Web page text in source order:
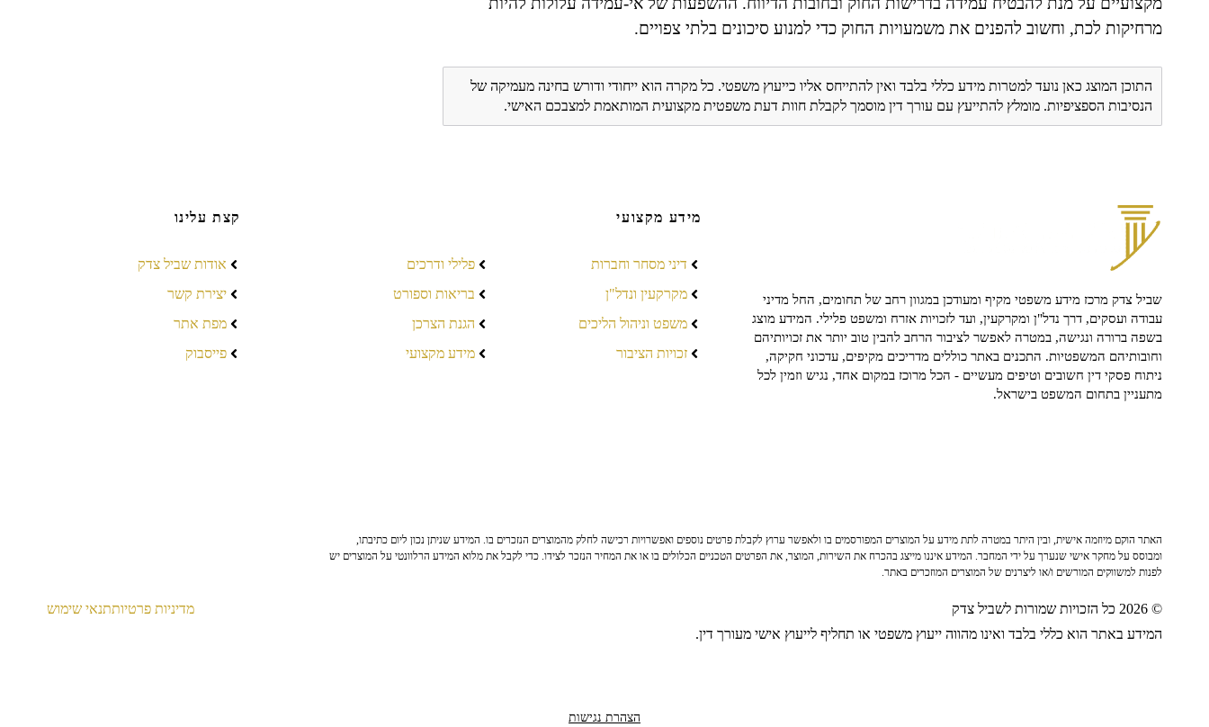
מרחיקות לכת, וחשוב להפנים את משמעויות החוק כדי למנוע סיכונים בלתי צפויים.
התוכן המוצג כאן נועד למטרות מידע כללי בלבד ואין להתייחס אליו כייעוץ משפטי. כל מקרה הוא ייחודי ודורש בחינה מעמיקה של
הנסיבות הספציפיות. מומלץ להתייעץ עם עורך דין מוסמך לקבלת חוות דעת משפטית מקצועית המותאמת למצבכם האישי.
שביל צדק מרכז מידע משפטי מקיף ומעודכן במגוון רחב של תחומים, החל מדיני
עבודה ועסקים, דרך נדל"ן ומקרקעין, ועד לזכויות אזרח ומשפט פלילי. המידע מוצג
בשפה ברורה ונגישה, במטרה לאפשר לציבור הרחב להבין טוב יותר את זכויותיהם
וחובותיהם המשפטיות. התכנים באתר כוללים מדריכים מקיפים, עדכוני חקיקה,
ניתוח פסקי דין חשובים וטיפים מעשיים - הכל מרוכז במקום אחד, נגיש וזמין לכל
מתעניין בתחום המשפט בישראל.
מידע מקצועי
דיני מסחר וחברות
מקרקעין ונדל"ן
משפט וניהול הליכים
זכויות הציבור
פלילי ודרכים
בריאות וספורט
הגנת הצרכן
מידע מקצועי
קצת עלינו
אודות שביל צדק
יצירת קשר
מפת אתר
פייסבוק
האתר הוקם מיוזמה אישית, ובין היתר במטרה לתת מידע על המוצרים המפורסמים בו ולאפשר ערוץ לקבלת פרטים נוספים ואפשרויות רכישה לחלק מהמוצרים הנזכרים בו. המידע שניתן נכון ליום כתיבתו,
ומבוסס על מחקר אישי שנערך על ידי המחבר. המידע איננו מייצג בהכרח את השירות, המוצר, את הפרטים הטכניים הכלולים בו או את המחיר הנזכר לצידו. כדי לקבל את מלוא המידע הרלוונטי על המוצרים יש
לפנות למשווקים המורשים ו/או ליצרנים של המוצרים המוזכרים באתר.
© 2026 כל הזכויות שמורות לשביל צדק
המידע באתר הוא כללי בלבד ואינו מהווה ייעוץ משפטי או תחליף לייעוץ אישי מעורך דין.
מדיניות פרטיותתנאי שימוש
הצהרת נגישות